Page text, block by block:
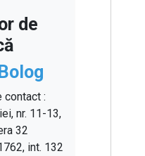
de
contact :
nr. 11-13,
32
int. 132